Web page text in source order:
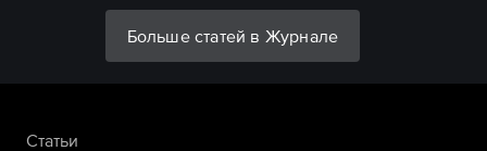
Больше статей в Журнале
Статьи